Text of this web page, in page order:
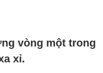
vòng một trong
xỉ.